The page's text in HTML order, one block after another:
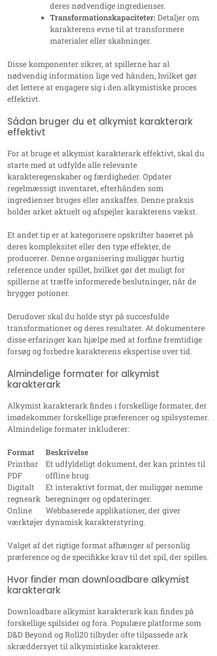
deres nødvendige ingredienser.
Transformationskapaciteter: Detaljer om
karakterens evne til at transformere
materialer eller skabninger.
Disse komponenter sikrer, at spillerne har al
nødvendig information lige ved hånden, hvilket gør
det lettere at engagere sig i den alkymistiske proces
effektivt.
Sådan bruger du et alkymist karakterark
effektivt
For at bruge et alkymist karakterark effektivt, skal du
starte med at udfylde alle relevante
karakteregenskaber og færdigheder. Opdater
regelmæssigt inventaret, efterhånden som
ingredienser bruges eller anskaffes. Denne praksis
holder arket aktuelt og afspejler karakterens vækst.
Et andet tip er at kategorisere opskrifter baseret på
deres kompleksitet eller den type effekter, de
producerer. Denne organisering muliggør hurtig
reference under spillet, hvilket gør det muligt for
spillerne at træffe informerede beslutninger, når de
brygger potioner.
Derudover skal du holde styr på succesfulde
transformationer og deres resultater. At dokumentere
disse erfaringer kan hjælpe med at forfine fremtidige
forsøg og forbedre karakterens ekspertise over tid.
Almindelige formater for alkymist
karakterark
Alkymist karakterark findes i forskellige formater, der
imødekommer forskellige præferencer og spilsystemer.
Almindelige formater inkluderer:
Format
Beskrivelse
Printbar
PDF
Et udfyldeligt dokument, der kan printes til
offline brug.
Digitalt
regneark
Et interaktivt format, der muliggør nemme
beregninger og opdateringer.
Online
værktøjer
Webbaserede applikationer, der giver
dynamisk karakterstyring.
Valget af det rigtige format afhænger af personlig
præference og de specifikke krav til det spil, der spilles.
Hvor finder man downloadbare alkymist
karakterark
Downloadbare alkymist karakterark kan findes på
forskellige spilsider og fora. Populære platforme som
D&D Beyond og Roll20 tilbyder ofte tilpassede ark
skræddersyet til alkymistiske karakterer.